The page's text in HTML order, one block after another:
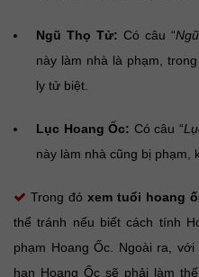
Ngũ Thọ Tử: Có câu “
này làm nhà là phạm,
ly tử biệt.
Lục Hoang Ốc: Có câu “
này làm nhà cũng bị phạm,
Trong đó xem tuổi hoang
thể tránh nếu biết cách tính
phạm Hoang Ốc. Ngoài ra,
hạn Hoang Ốc sẽ phải làm